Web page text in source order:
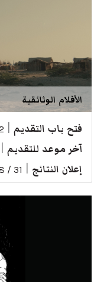
الأفلام الوثائقية
فتح باب التقديم
آخر موعد للتقديم
إعلان النتائج 31 / 8 / 2026